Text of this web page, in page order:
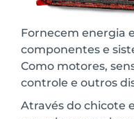
Fornecem energia
componentes e
Como motores,
controle e outros
Através do chicote